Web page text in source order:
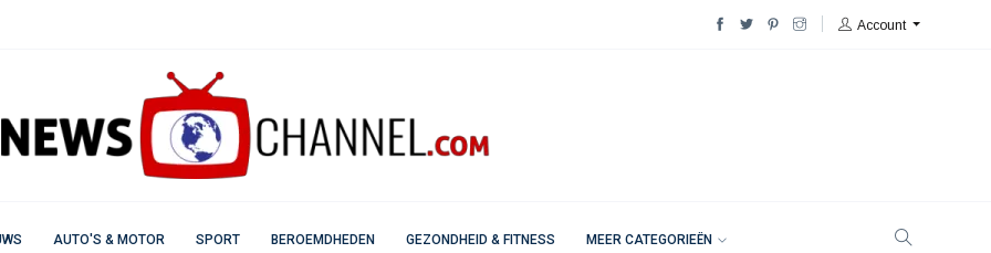
Account
AUTO'S & MOTOR SPORT BEROEMDHEDEN GEZONDHEID & FITNESS MEER CATEGORIEËN